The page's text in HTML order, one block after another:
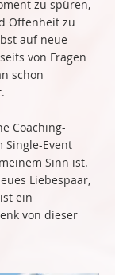
zu spüren,
Offenheit zu
auf neue
von Fragen
schon
Coaching-
Single-Event
Sinn ist.
Liebespaar,
ein
von dieser